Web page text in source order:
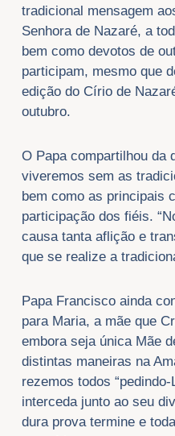
tradicional mensagem
Senhora de Nazaré, a
bem como devotos de
participam, mesmo que
edição do Círio de
outubro.
O Papa compartilhou da
viveremos sem as
bem como as principais
participação dos fiéis.
causa tanta aflição e
que se realize a
Papa Francisco ainda
para Maria, a mãe que
embora seja única Mãe
distintas maneiras na
rezemos todos
interceda junto ao seu
dura prova termine e